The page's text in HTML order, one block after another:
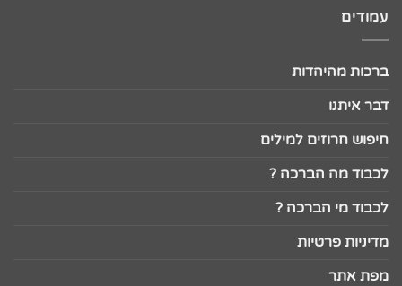
עמודים
ברכות מהיהדות
דבר איתנו
חיפוש חרוזים למילים
לכבוד מה הברכה ?
לכבוד מי הברכה ?
מדיניות פרטיות
מפת אתר